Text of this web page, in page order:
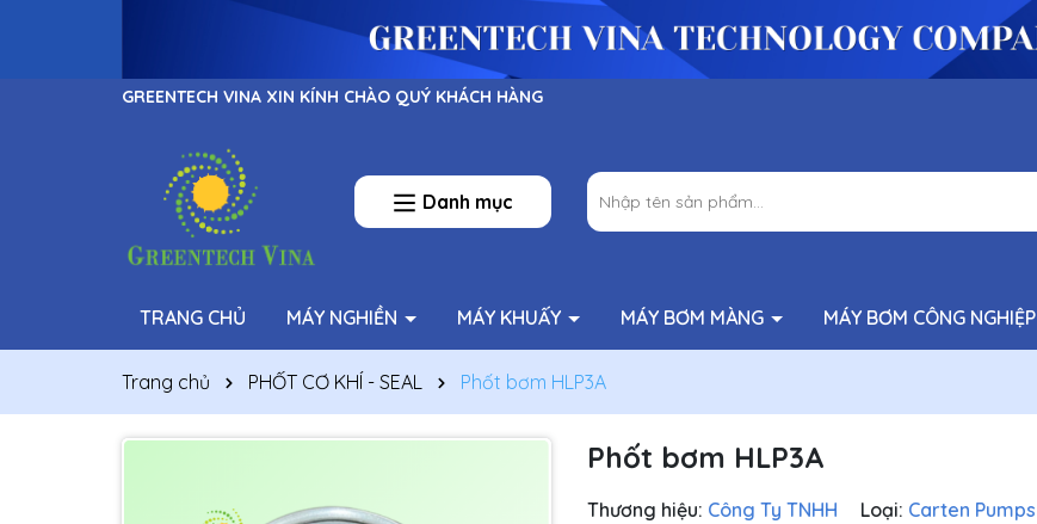
GREENTECH VINA XIN KÍNH CHÀO QUÝ KHÁCH HÀNG
Danh mục
TRANG CHỦ MÁY NGHIỀN MÁY KHUẤY MÁY BƠM MÀNG MÁY BƠM CÔNG NGHIỆP
Trang chủ PHỐT CƠ KHÍ - SEAL Phốt bơm HLP3A
Phốt bơm HLP3A
Thương hiệu: Công Ty TNHH
Loại: Carten Pumps